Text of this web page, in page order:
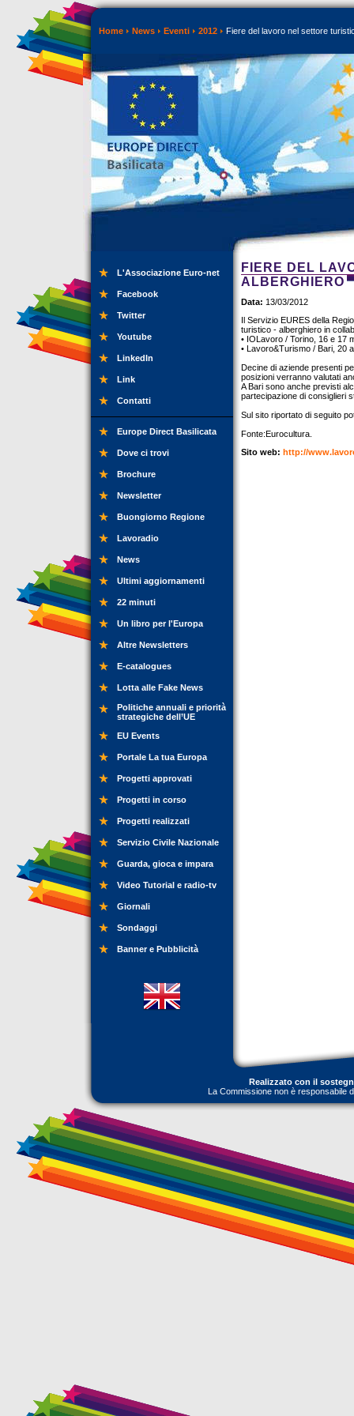
Home News Eventi 2012 Fiere del lavoro nel settore
L'Associazione Euro-net
Facebook
Twitter
Youtube
LinkedIn
Link
Contatti
Europe Direct Basilicata
Dove ci trovi
Brochure
Newsletter
Buongiorno Regione
Lavoradio
News
Ultimi aggiornamenti
22 minuti
Un libro per l'Europa
Altre Newsletters
E-catalogues
Lotta alle Fake News
Politiche annuali e priorità
strategiche dell’UE
EU Events
Portale La tua Europa
Progetti approvati
Progetti in corso
Progetti realizzati
Servizio Civile Nazionale
Guarda, gioca e impara
Video Tutorial e radio-tv
Giornali
Sondaggi
Banner e Pubblicità
FIERE DEL
ALBERGHIERO
Data: 13/03/2012
Il Servizio EURES della
turistico - alberghiero in
• IOLavoro / Torino, 16 e 17
• Lavoro&Turismo / Bari, 20
Decine di aziende presenti
posizioni verranno valutati
A Bari sono anche previsti
partecipazione di consiglieri
Sul sito riportato di seguito
Fonte:Eurocultura.
Sito web: http://
Realizzato con il
La Commissione non è responsabile